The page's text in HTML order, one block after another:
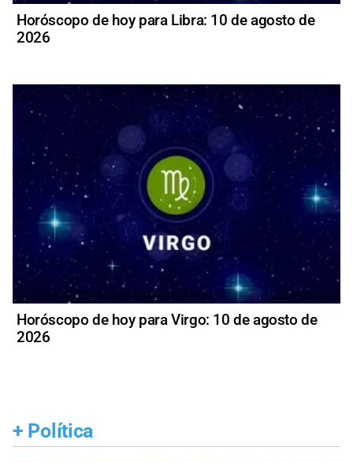
Horóscopo de hoy para Libra: 10 de agosto de
2026
Horóscopo de hoy para Virgo: 10 de agosto de
2026
+ Política